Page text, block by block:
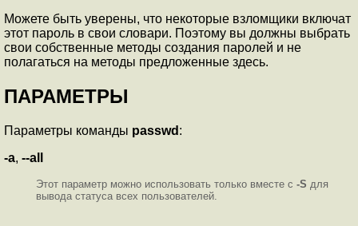
Можете быть уверены, что некоторые взломщики включат
этот пароль в свои словари. Поэтому вы должны выбрать
свои собственные методы создания паролей и не
полагаться на методы предложенные здесь.
ПАРАМЕТРЫ
Параметры команды passwd :
-a, --all
Этот параметр можно использовать только вместе с -S для
вывода статуса всех пользователей.